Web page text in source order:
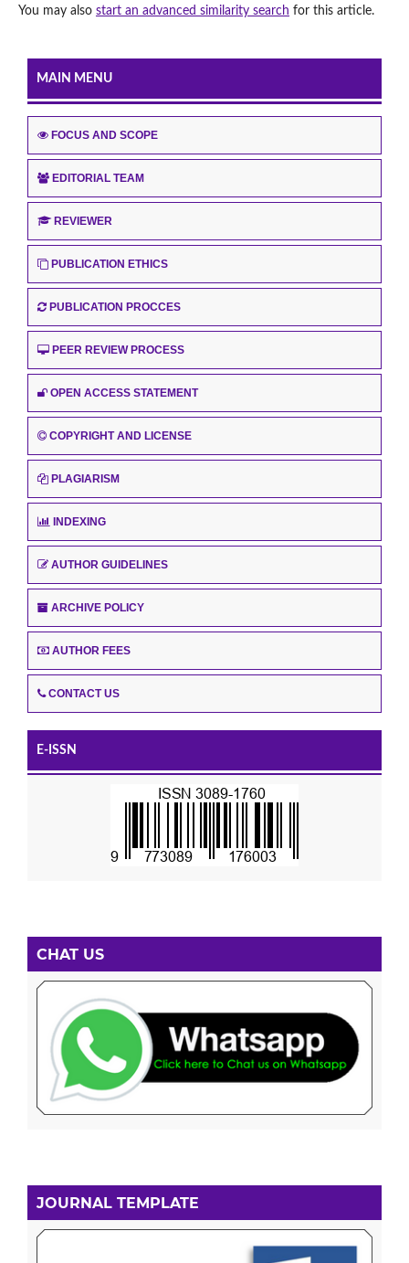
You may also start an advanced similarity search for this article.
MAIN MENU
FOCUS AND SCOPE
EDITORIAL TEAM
REVIEWER
PUBLICATION ETHICS
PUBLICATION PROCCES
PEER REVIEW PROCESS
OPEN ACCESS STATEMENT
COPYRIGHT AND LICENSE
PLAGIARISM
INDEXING
AUTHOR GUIDELINES
ARCHIVE POLICY
AUTHOR FEES
CONTACT US
E-ISSN
CHAT US
JOURNAL TEMPLATE